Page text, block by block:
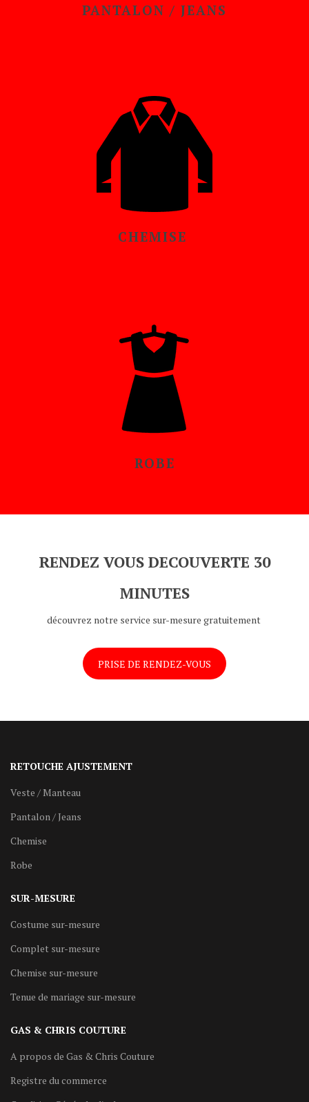
PANTALON / JEANS
CHEMISE
ROBE
RENDEZ VOUS DECOUVERTE 30
MINUTES
découvrez notre service sur-mesure gratuitement
PRISE DE RENDEZ-VOUS
RETOUCHE AJUSTEMENT
Veste / Manteau
Pantalon / Jeans
Chemise
Robe
SUR-MESURE
Costume sur-mesure
Complet sur-mesure
Chemise sur-mesure
Tenue de mariage sur-mesure
GAS & CHRIS COUTURE
A propos de Gas & Chris Couture
Registre du commerce